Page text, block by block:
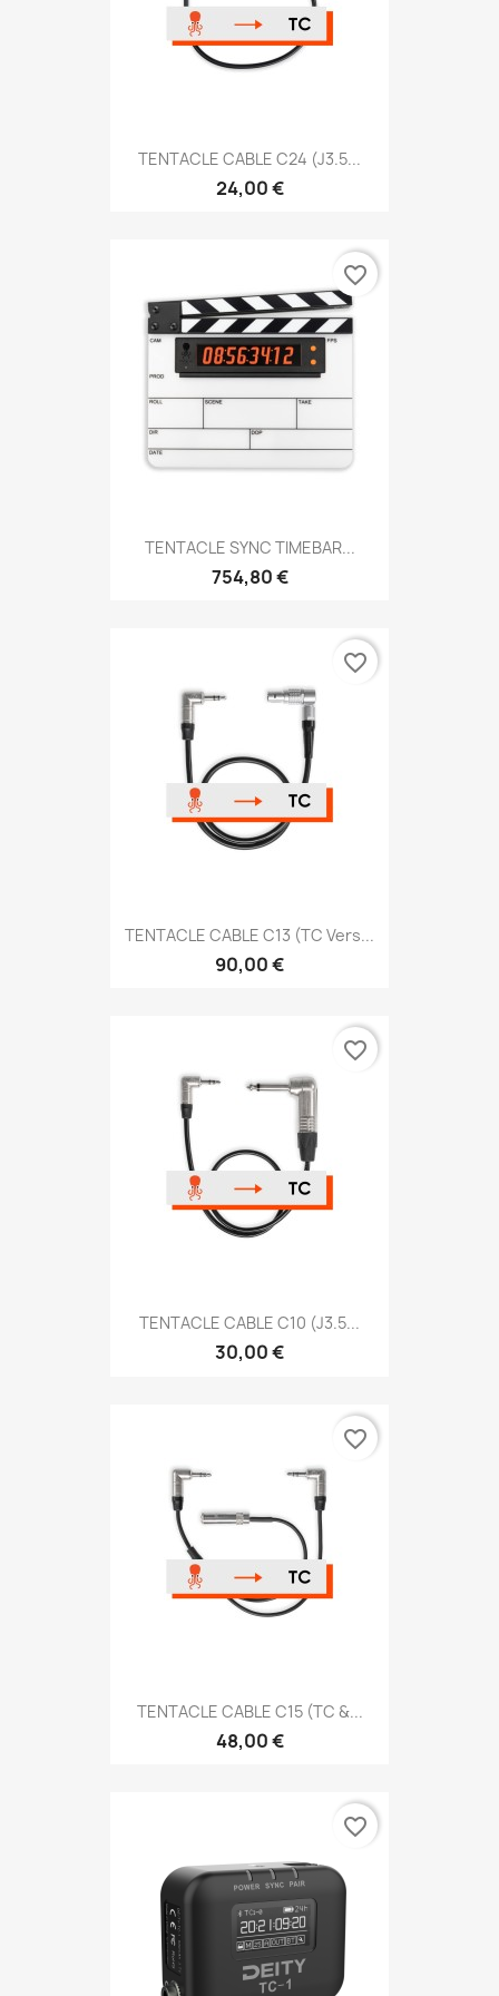
TENTACLE CABLE C24 (J3.5...
24,00 €
TENTACLE SYNC TIMEBAR...
754,80 €
favorite_border
TENTACLE CABLE C13 (TC Vers...
90,00 €
favorite_border
TENTACLE CABLE C10 (J3.5...
30,00 €
favorite_border
TENTACLE CABLE C15 (TC &...
48,00 €
favorite_border
favorite_border